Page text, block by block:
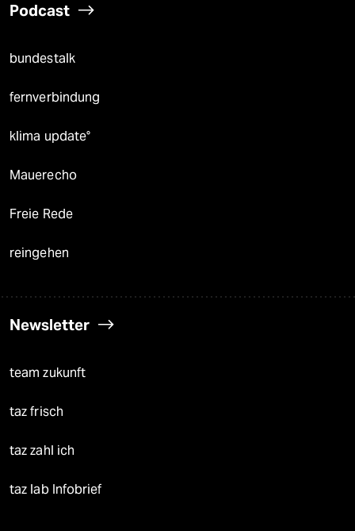
Podcast
bundestalk
fernverbindung
klima update°
Mauerecho
Freie Rede
reingehen
Newsletter
team zukunft
taz frisch
taz zahl ich
taz lab Infobrief